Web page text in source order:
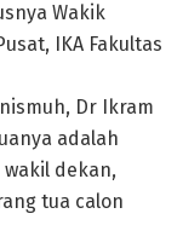
Wakik
IKA Fakultas
Dr Ikram
adalah
wakil dekan,
tua calon